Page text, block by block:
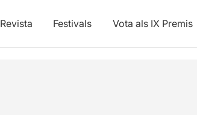
Revista Festivals Vota als IX Premis